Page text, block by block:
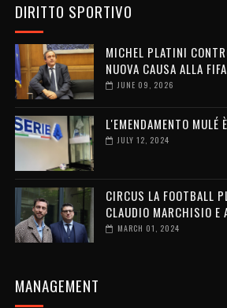
DIRITTO SPORTIVO
MICHEL PLATINI
NUOVA CAUSA ALLA FIFA
JUNE 09, 2026
L'EMENDAMENTO MULÉ
JULY 12, 2024
CIRCUS LA FOOTBALL
CLAUDIO MARCHISIO E
MARCH 01, 2024
MANAGEMENT